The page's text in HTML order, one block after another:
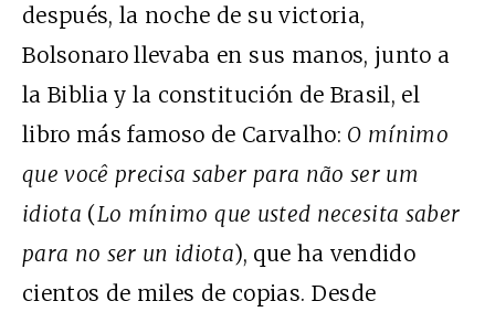
después, la noche de su victoria,
Bolsonaro llevaba en sus manos, junto a
la Biblia y la constitución de Brasil, el
libro más famoso de Carvalho: O mínimo
que você precisa saber para não ser um
idiota (Lo mínimo que usted necesita saber
para no ser un idiota), que ha vendido
cientos de miles de copias. Desde